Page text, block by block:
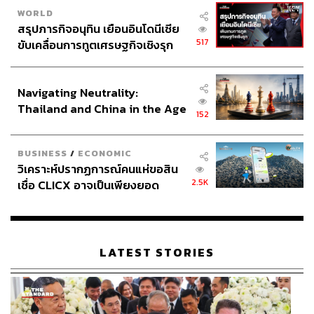
ก่อนหน้านี้ พีต เฮกเซธ รัฐมนตรีกลาโหมสหรัฐฯ เคยส่ง
สัญญาณบนเวที Ukraine Defense Contact Group ระหว่าง
เรื่องแรก ยูเครนไม่มีทางกลับไปมีบูรณภาพแห่งดินแดน
เรื่องที่ 2 การรับยูเครนเป็นสมาชิก NATO เป็นเรื่องยาก
ลำบาก เพราะจะนำไปสู่สงครามครั้งใหญ่
เรื่องที่ 3 หลักประกันความมั่นคงของยูเครนคือกองทัพ
ยุโรป ที่ไม่มีกองทัพสหรัฐฯ และกองทัพ NATO ถ้ายุโรป
เรื่องที่ 4 ความร่วมมือด้านความมั่นคงและการทหาร
Transatlantic หรือเป็นหลักประกันความมั่นคงให้กับ
ยุโรป จะไม่ใช่เรื่องสำคัญลำดับแรก (Priority) ของ
WORLD
สรุปภารกิจอนุทิน เยือนอินโดนีเซีย
ขับเคลื่อนการทูตเศรษฐกิจเชิงรุก
517
Navigating Neutrality:
Thailand and China in the Age
152
BUSINESS / ECONOMIC
วิเคราะห์ปรากฏการณ์คนแห่ขอสิน
เชื่อ CLICX อาจเป็นเพียงยอด
เรือนไทยที่ถูกซุกไว้
2.5K
LATEST STORIES